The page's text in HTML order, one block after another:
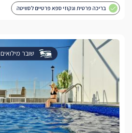
בריכה פרטית וגקוזי ספא פרטיים לסוויטה
שובר מילואים